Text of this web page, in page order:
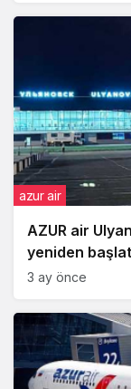
AZUR air
yeniden
azur air
3 ay önce